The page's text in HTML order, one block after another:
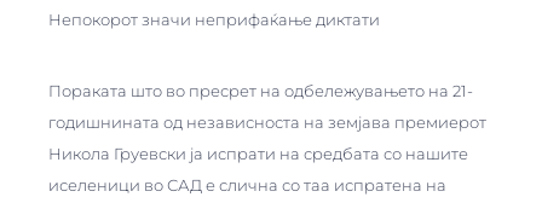
Непокорот значи неприфаќање диктати
Пораката што во пресрет на одбележувањето на 21-
годишнината од независноста на земјава премиерот
Никола Груевски ја испрати на средбата со нашите
иселеници во САД е слична со таа испратена на